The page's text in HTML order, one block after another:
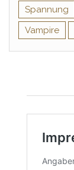
Spannung
Vampire